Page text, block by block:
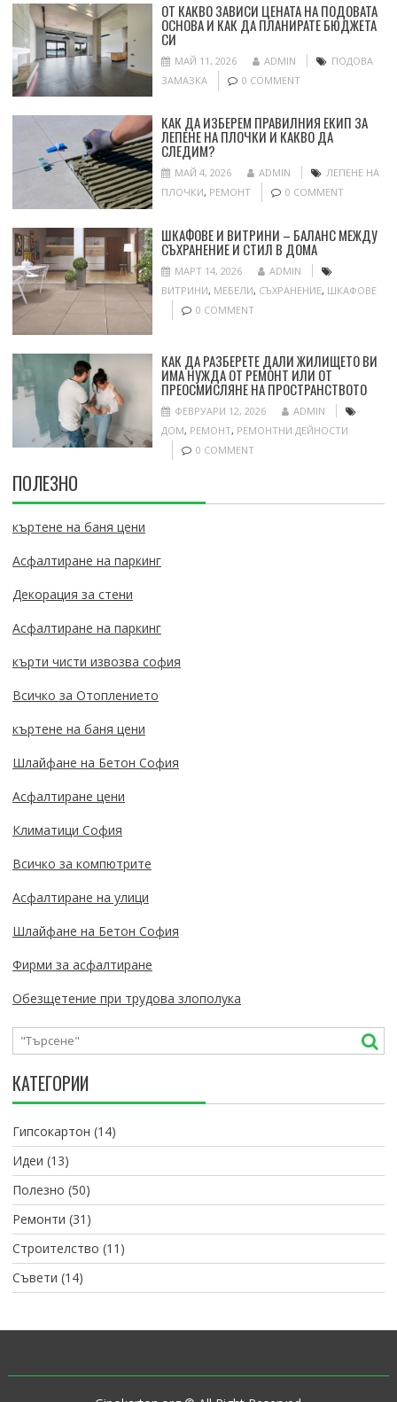
ОТ КАКВО ЗАВИСИ ЦЕНАТА НА ПОДОВАТА
ОСНОВА И КАК ДА ПЛАНИРАТЕ БЮДЖЕТА
СИ
МАЙ 11, 2026 ADMIN
ПОДОВА
ЗАМАЗКА
0 COMMENT
КАК ДА ИЗБЕРЕМ ПРАВИЛНИЯ ЕКИП ЗА
ЛЕПЕНЕ НА ПЛОЧКИ И КАКВО ДА
СЛЕДИМ?
МАЙ 4, 2026 ADMIN
ЛЕПЕНЕ НА
ПЛОЧКИ, РЕМОНТ 0 COMMENT
ШКАФОВЕ И ВИТРИНИ – БАЛАНС МЕЖДУ
СЪХРАНЕНИЕ И СТИЛ В ДОМА
МАРТ 14, 2026
ADMIN
ВИТРИНИ, МЕБЕЛИ, СЪХРАНЕНИЕ, ШКАФОВЕ
0 COMMENT
КАК ДА РАЗБЕРЕТЕ ДАЛИ ЖИЛИЩЕТО ВИ
ИМА НУЖДА ОТ РЕМОНТ ИЛИ ОТ
ПРЕОСМИСЛЯНЕ НА ПРОСТРАНСТВОТО
ФЕВРУАРИ 12, 2026
ADMIN
ДОМ, РЕМОНТ, РЕМОНТНИ ДЕЙНОСТИ
0 COMMENT
ПОЛЕЗНО
къртене на баня цени
Асфалтиране на паркинг
Декорация за стени
Асфалтиране на паркинг
кърти чисти извозва софия
Всичко за Отоплението
къртене на баня цени
Шлайфане на Бетон София
Асфалтиране цени
Климатици София
Всичко за компютрите
Асфалтиране на улици
Шлайфане на Бетон София
Фирми за асфалтиране
Обезщетение при трудова злополука
КАТЕГОРИИ
Гипсокартон (14)
Идеи (13)
Полезно (50)
Ремонти (31)
Строителство (11)
Съвети (14)